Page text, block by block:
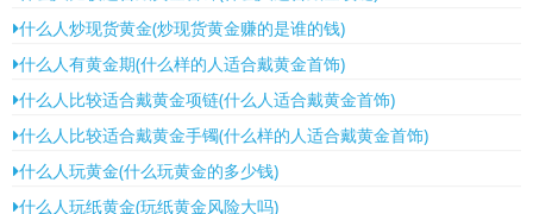
什么人炒现货黄金(炒现货黄金赚的是谁的钱)
什么人有黄金期(什么样的人适合戴黄金首饰)
什么人比较适合戴黄金项链(什么人适合戴黄金首饰)
什么人比较适合戴黄金手镯(什么样的人适合戴黄金首饰)
什么人玩黄金(什么玩黄金的多少钱)
什么人玩纸黄金(玩纸黄金风险大吗)